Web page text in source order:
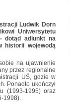
Ludwik Dorn
Uniwersytetu
dotąd adiunkt na
historii wojewodą
na ujawnienie
przez regionalne
UŚ, gdzie w
Ponadto ukończył
(1993-1995) oraz
1998).